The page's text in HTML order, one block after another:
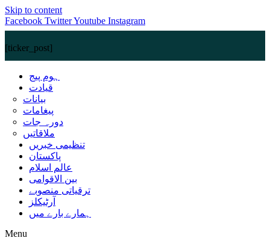
Skip to content
Facebook TwitterYoutube Instagram
[ticker_post]
ہوم پیج
قیادت
بیانات
پیغامات
دورہ جات
ملاقاتیں
تنظیمی خبریں
پاکستان
عالم اسلام
بین الاقوامی
ترقیاتی منصوبے
آرٹیکلز
ہمارے بارے میں
Menu